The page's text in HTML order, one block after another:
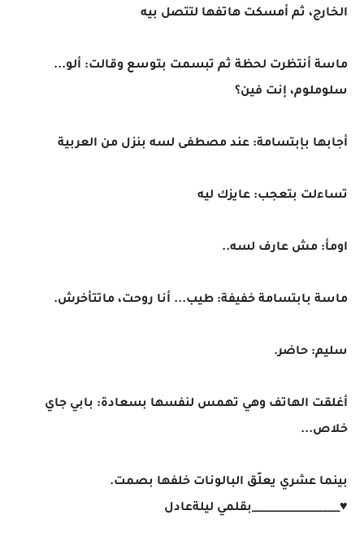
الخارج، ثم أمسكت هاتفها لتتصل بيه
ماسة أنتظرت لحظة ثم تبسمت بتوسع وقالت: ألو...
سلوملوم، إنت فين؟
أجابها بإبتسامة: عند مصطفى لسه بنزل من العربية
تساءلت بتعجب: عايزك ليه
اومأ: مش عارف لسه..
ماسة بابتسامة خفيفة: طيب... أنا روحت، ماتتأخرش.
سليم: حاضر.
أغلقت الهاتف وهي تهمس لنفسها بسعادة: بابي جاي
خلاص...
بينما عشري يعلّق البالونات خلفها بصمت.
♥️__________________بقلمي ليلةعادل